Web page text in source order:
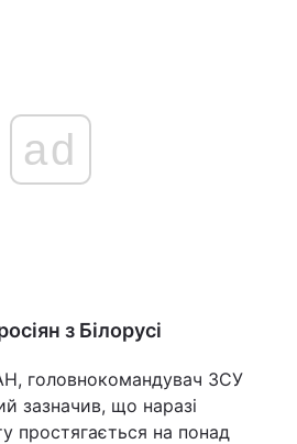
ad
з Білорусі
головнокомандувач ЗСУ
зазначив, що наразі
простягається на понад